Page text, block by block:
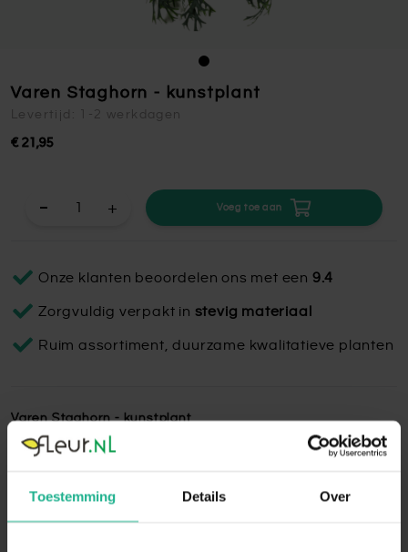
Toestemming Details Over
Varen Staghorn - kunstplant
Levertijd: 1-2 werkdagen
€ 21,95
+ Voeg toe aan
Onze klanten beoordelen ons met een 9.4
Zorgvuldig verpakt in stevig materiaal
Ruim assortiment, duurzame kwalitatieve planten
Varen Staghorn - kunstplant
Varen Staghorn - kunstplant - 80 centimeter
Lees volledige omschrijving